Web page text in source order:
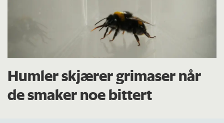
Humler skjærer grimaser når
de smaker noe bittert